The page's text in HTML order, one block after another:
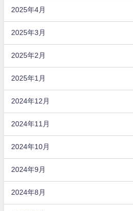
2025年4月
2025年3月
2025年2月
2025年1月
2024年12月
2024年11月
2024年10月
2024年9月
2024年8月